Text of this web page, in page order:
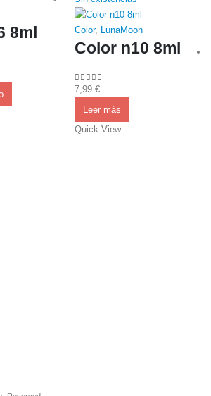
8ml Color, LunaMoon
Color n10 8ml
0out of 5
7,99 €
Leer más
Quick View